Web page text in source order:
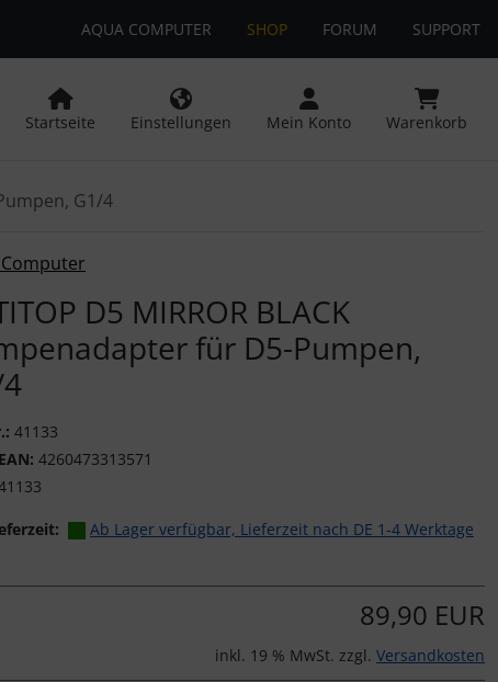
AQUA COMPUTER SHOP FORUM SUPPORT
Startseite Einstellungen Mein Konto Warenkorb
G1/4
D5 MIRROR BLACK
für D5-Pumpen,
41133
4260473313571
Ab Lager verfügbar, Lieferzeit nach DE 1-4 Werktage
Button" nutzen, um zwischen den Bildern zu navigieren.
89,90 EUR
inkl. 19 % MwSt. zzgl. Versandkosten